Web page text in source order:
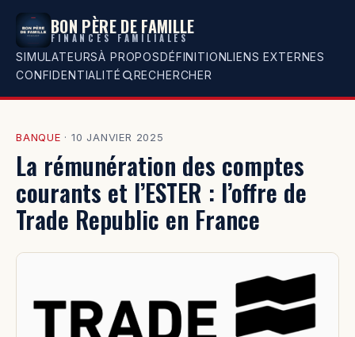
BON PÈRE DE FAMILLE
FINANCES FAMILIALES
SIMULATEURSÀ PROPOSDÉFINITIONLIENS EXTERNES
CONFIDENTIALITÉ
RECHERCHER
BANQUE ·10 JANVIER 2025
La rémunération des comptes
courants et l’ESTER : l’offre de
Trade Republic en France